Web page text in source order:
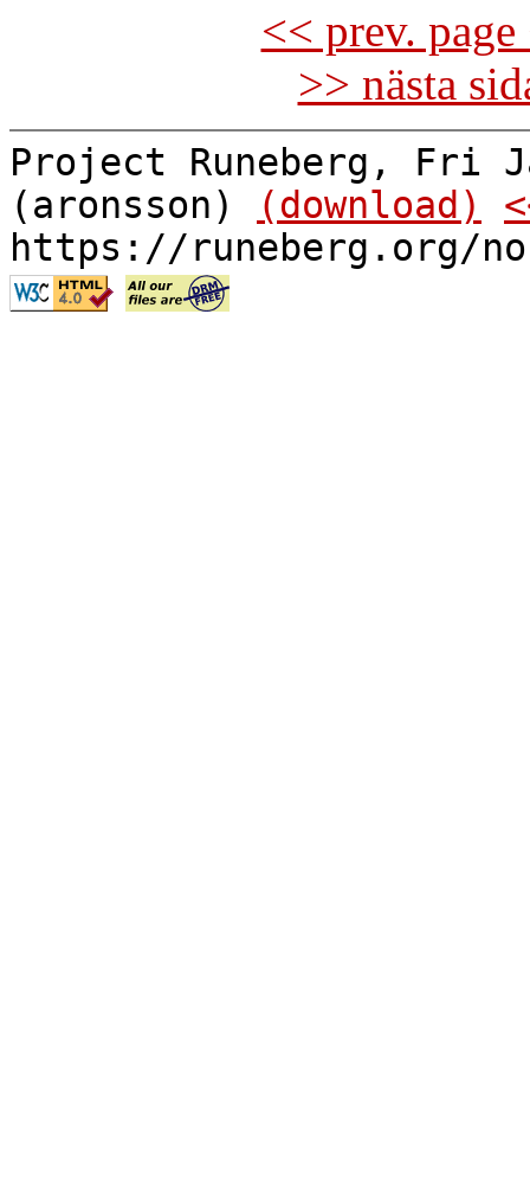
<< prev.
>> nästa
Project Runeberg, Fri
(aronsson)
(download)
https://runeberg.org/